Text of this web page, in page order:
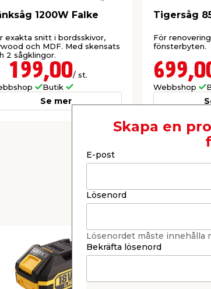
1200W Falke
exakta snitt i bordsskivor,
och MDF. Med skensats
2 sågklingor.
199,00/ st.
Butik
Se mer
Tigersåg
För
fönsterbyten.
Webbshop
Skapa en
E-post
Lösenord
Lösenordet måste innehålla
Bekräfta lösenord